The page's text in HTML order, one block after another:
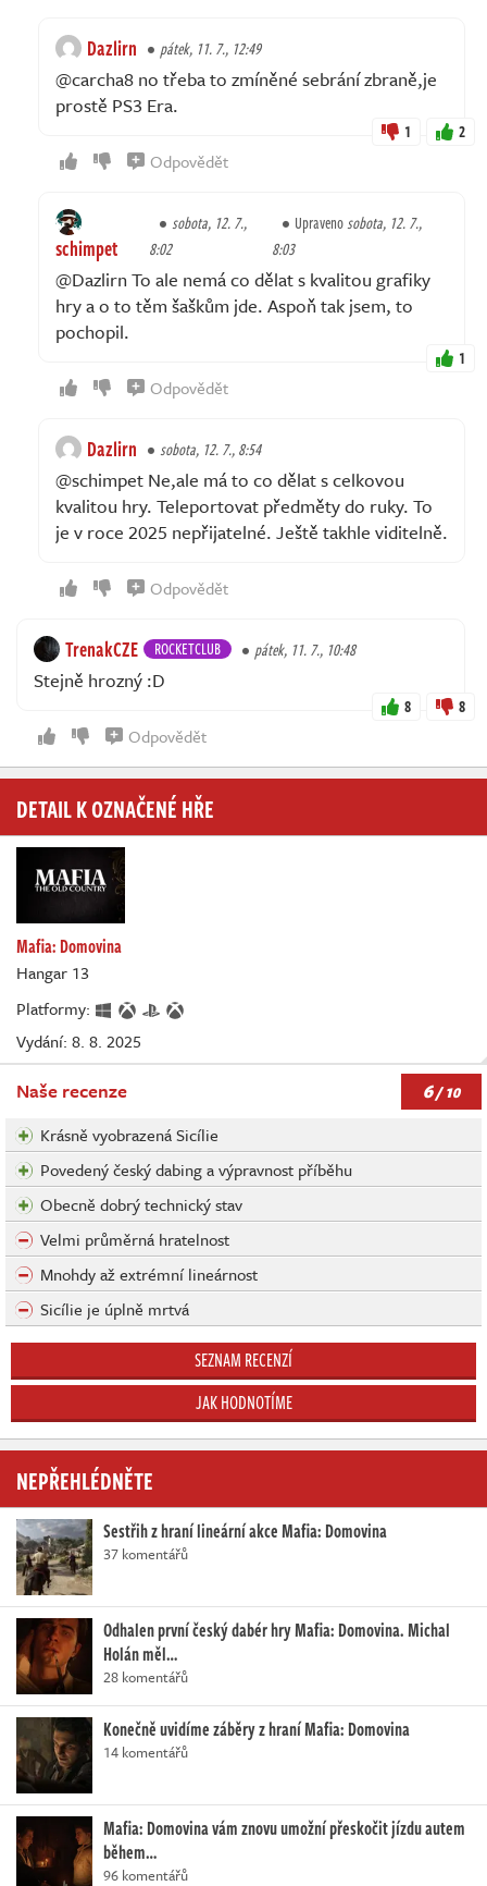
Dazlirn pátek, 11. 7., 12:49
@carcha8 no třeba to zmíněné sebrání zbraně,je
prostě PS3 Era.
1 2
Odpovědět
schimpet
sobota, 12. 7.,
8:02
Upravenosobota, 12. 7.,
8:03
@Dazlirn To ale nemá co dělat s kvalitou grafiky
hry a o to těm šaškům jde. Aspoň tak jsem, to
pochopil.
1
Odpovědět
Dazlirn sobota, 12. 7., 8:54
@schimpet Ne,ale má to co dělat s celkovou
kvalitou hry. Teleportovat předměty do ruky. To
je v roce 2025 nepřijatelné. Ještě takhle viditelně.
Odpovědět
TrenakCZE ROCKETCLUB pátek, 11. 7., 10:48
Stejně hrozný :D
8 8
Odpovědět
DETAIL K OZNAČENÉ HŘE
Mafia: Domovina
Hangar 13
Platformy:
Vydání: 8. 8. 2025
Naše recenze 6/ 10
Krásně vyobrazená Sicílie
Povedený český dabing a výpravnost příběhu
Obecně dobrý technický stav
Velmi průměrná hratelnost
Mnohdy až extrémní lineárnost
Sicílie je úplně mrtvá
SEZNAM RECENZÍ
JAK HODNOTÍME
NEPŘEHLÉDNĚTE
Sestřih z hraní lineární akce Mafia: Domovina
37 komentářů
Odhalen první český dabér hry Mafia: Domovina. Michal
Holán měl…
28 komentářů
Konečně uvidíme záběry z hraní Mafia: Domovina
14 komentářů
Mafia: Domovina vám znovu umožní přeskočit jízdu autem
během…
96 komentářů